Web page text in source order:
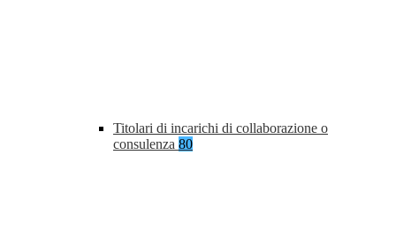
Titolari di incarichi di collaborazione o
consulenza 80